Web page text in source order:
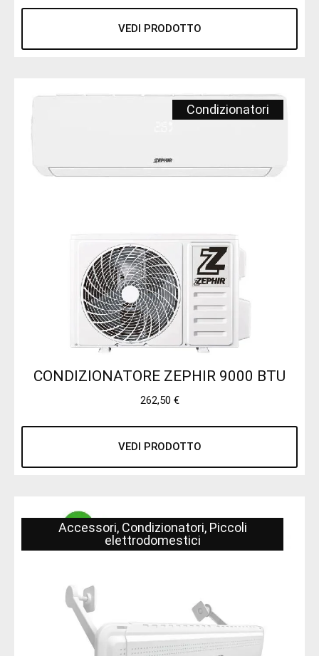
VEDI PRODOTTO
Condizionatori
CONDIZIONATORE ZEPHIR 9000 BTU
262,50 €
VEDI PRODOTTO
Accessori, Condizionatori, Piccoli
elettrodomestici